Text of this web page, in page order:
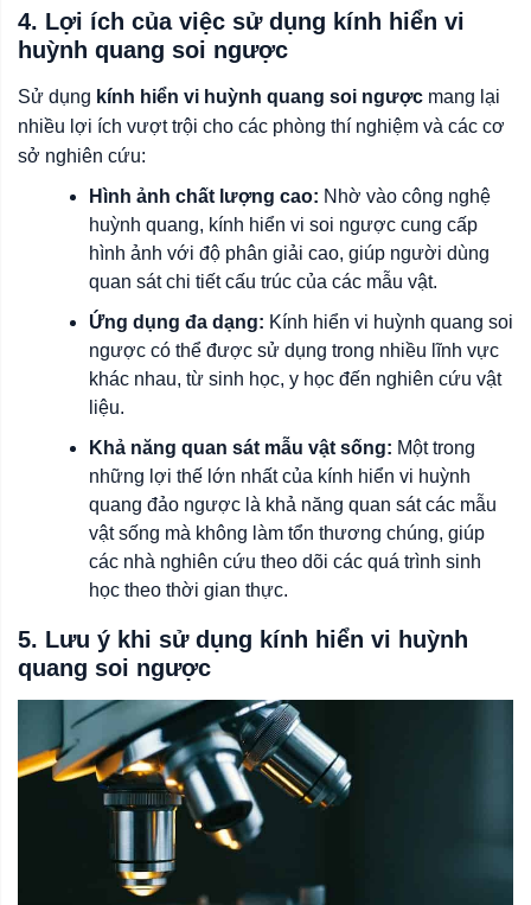
4. Lợi ích của việc sử dụng kính hiển vi
huỳnh quang soi ngược
Sử dụng kính hiển vi huỳnh quang soi ngược mang lại
nhiều lợi ích vượt trội cho các phòng thí nghiệm và các cơ
sở nghiên cứu:
Hình ảnh chất lượng cao: Nhờ vào công nghệ
huỳnh quang, kính hiển vi soi ngược cung cấp
hình ảnh với độ phân giải cao, giúp người dùng
quan sát chi tiết cấu trúc của các mẫu vật.
Ứng dụng đa dạng: Kính hiển vi huỳnh quang soi
ngược có thể được sử dụng trong nhiều lĩnh vực
khác nhau, từ sinh học, y học đến nghiên cứu vật
liệu.
Khả năng quan sát mẫu vật sống: Một trong
những lợi thế lớn nhất của kính hiển vi huỳnh
quang đảo ngược là khả năng quan sát các mẫu
vật sống mà không làm tổn thương chúng, giúp
các nhà nghiên cứu theo dõi các quá trình sinh
học theo thời gian thực.
5. Lưu ý khi sử dụng kính hiển vi huỳnh
quang soi ngược